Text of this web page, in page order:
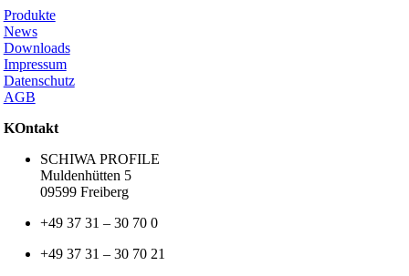
Produkte
News
Downloads
Impressum
Datenschutz
AGB
KOntakt
SCHIWA PROFILE
Muldenhütten 5
09599 Freiberg
+49 37 31 – 30 70 0
+49 37 31 – 30 70 21